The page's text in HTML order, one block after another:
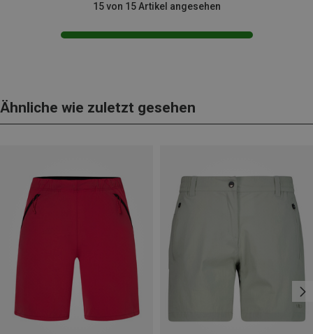
15 von 15 Artikel angesehen
Ähnliche wie zuletzt gesehen